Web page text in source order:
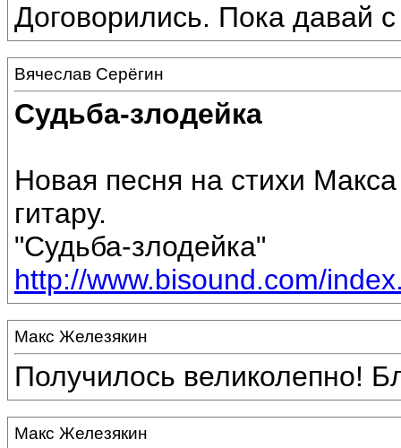
Договорились. Пока давай
Вячеслав Серёгин
Судьба-злодейка
Новая песня на стихи
гитару.
"Судьба-злодейка"
http://www.bisound.com/
Макс Железякин
Получилось великолепно!
Макс Железякин